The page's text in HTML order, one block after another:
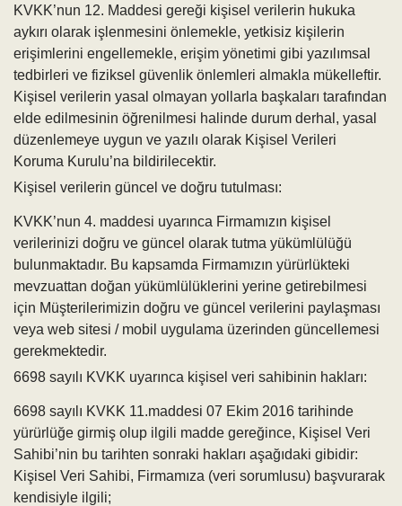
KVKK’nun 12. Maddesi gereği kişisel verilerin hukuka
aykırı olarak işlenmesini önlemekle, yetkisiz kişilerin
erişimlerini engellemekle, erişim yönetimi gibi yazılımsal
tedbirleri ve fiziksel güvenlik önlemleri almakla mükelleftir.
Kişisel verilerin yasal olmayan yollarla başkaları tarafından
elde edilmesinin öğrenilmesi halinde durum derhal, yasal
düzenlemeye uygun ve yazılı olarak Kişisel Verileri
Koruma Kurulu’na bildirilecektir.
Kişisel verilerin güncel ve doğru tutulması:
KVKK’nun 4. maddesi uyarınca Firmamızın kişisel
verilerinizi doğru ve güncel olarak tutma yükümlülüğü
bulunmaktadır. Bu kapsamda Firmamızın yürürlükteki
mevzuattan doğan yükümlülüklerini yerine getirebilmesi
için Müşterilerimizin doğru ve güncel verilerini paylaşması
veya web sitesi / mobil uygulama üzerinden güncellemesi
gerekmektedir.
6698 sayılı KVKK uyarınca kişisel veri sahibinin hakları:
6698 sayılı KVKK 11.maddesi 07 Ekim 2016 tarihinde
yürürlüğe girmiş olup ilgili madde gereğince, Kişisel Veri
Sahibi’nin bu tarihten sonraki hakları aşağıdaki gibidir:
Kişisel Veri Sahibi, Firmamıza (veri sorumlusu) başvurarak
kendisiyle ilgili;